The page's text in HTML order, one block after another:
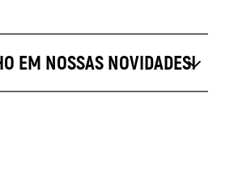
EM NOSSAS NOVIDADES!